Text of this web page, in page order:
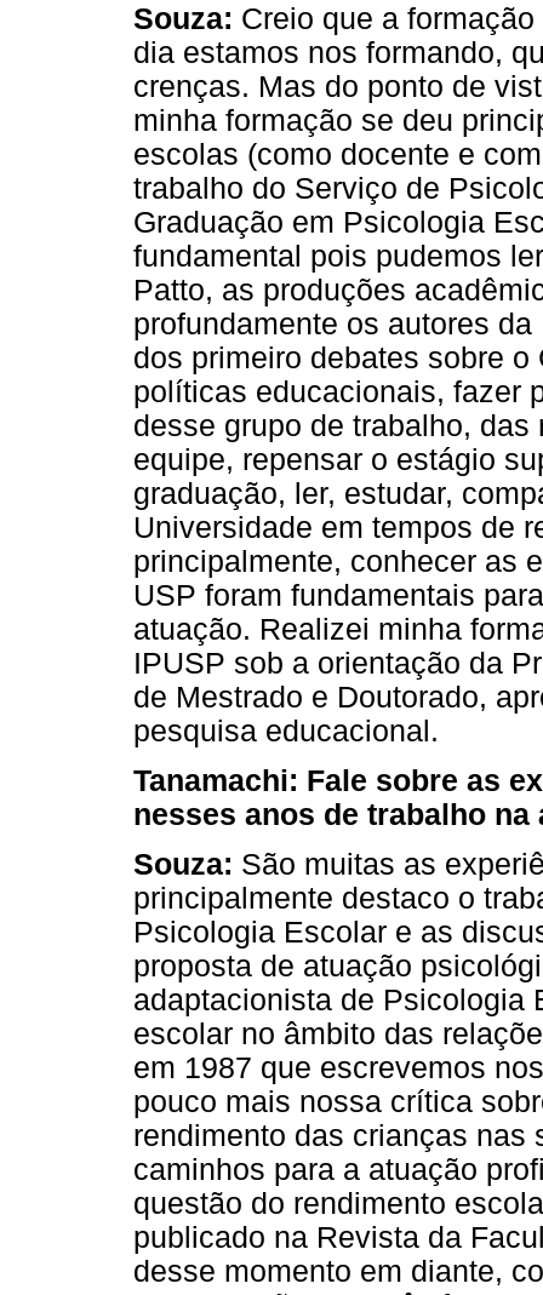
Souza: Creio que a
dia estamos nos formando,
crenças. Mas do ponto de
minha formação se deu
escolas (como docente e
trabalho do Serviço de
Graduação em Psicologia
fundamental pois pudemos
Patto, as produções
profundamente os autores
dos primeiro debates sobre
políticas educacionais, fazer
desse grupo de trabalho,
equipe, repensar o estágio
graduação, ler, estudar,
Universidade em tempos de
principalmente, conhecer as
USP foram fundamentais
atuação. Realizei minha
IPUSP sob a orientação da
de Mestrado e Doutorado,
pesquisa educacional.
Tanamachi: Fale sobre as
nesses anos de trabalho
Souza: São muitas as
principalmente destaco o
Psicologia Escolar e as
proposta de atuação
adaptacionista de Psicologia
escolar no âmbito das
em 1987 que escrevemos
pouco mais nossa crítica
rendimento das crianças
caminhos para a atuação
questão do rendimento
publicado na Revista da
desse momento em diante,